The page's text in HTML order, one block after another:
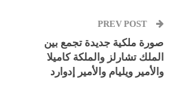
صورة ملكية جديدة تجمع بين
الملك تشارلز والملكة كاميلا
والأمير ويليام والأمير إدوارد